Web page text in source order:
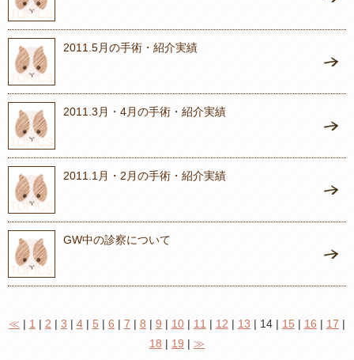
2011.5月の手術・紹介実績
2011.3月・4月の手術・紹介実績
2011.1月・2月の手術・紹介実績
GW中の診察について
≪ | 1 | 2 | 3 | 4 | 5 | 6 | 7 | 8 | 9 | 10 | 11 | 12 | 13 | 14 | 15 | 16 | 17 |
18 | 19 | ≫